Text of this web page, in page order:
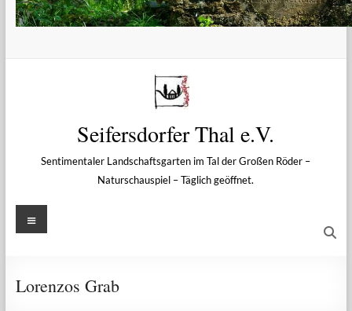
Seifersdorfer Thal e.V.
Sentimentaler Landschaftsgarten im Tal der Großen Röder –
Naturschauspiel – Täglich geöffnet.
Menü
Lorenzos Grab